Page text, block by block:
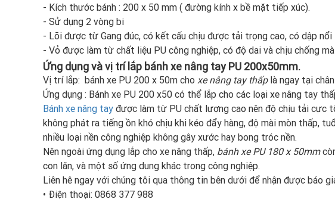
- Kích thước bánh : 200 x 50 mm ( đường kính x bề mặt tiếp xúc).
- Sử dụng 2 vòng bi
- Lõi được từ Gang đúc, có kết cấu chịu được tải trọng cao, có dập
- Vỏ được làm từ chất liệu PU công nghiệp, có độ dai và chịu chống
Ứng dụng và vị trí lắp bánh xe nâng tay PU 200x50mm.
Vị trí lắp: bánh xe PU 200 x 50m cho xe nâng tay thấplà ngay tại
Ứng dụng : Bánh xe PU 200 x50 có thể lắp cho các loại xe nâng tay
Bánh xe nâng tay được làm từ PU chất lượng cao nên độ chịu tải cực
không phát ra tiếng ồn khó chịu khi kéo đẩy hàng, độ mài mòn thấp,
nhiều loại nền công nghiệp không gây xước hay bong tróc nền.
Nên ngoài ứng dụng lắp cho xe nâng thấp, bánh xe PU 180 x 50mm
con lăn, và một số ứng dung khác trong công nghiệp.
Liên hê ngay với chúng tôi qua thông tin bên dưới để nhận được báo
• Điện thoại: 0868 377 988